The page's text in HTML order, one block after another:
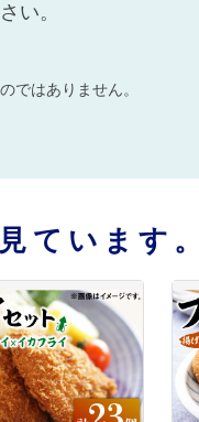
い。
ではありません。
ています。